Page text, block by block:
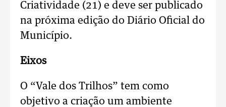
Criatividade (21) e deve ser publicado
na próxima edição do Diário Oficial do
Município.
Eixos
O “Vale dos Trilhos” tem como
objetivo a criação um ambiente